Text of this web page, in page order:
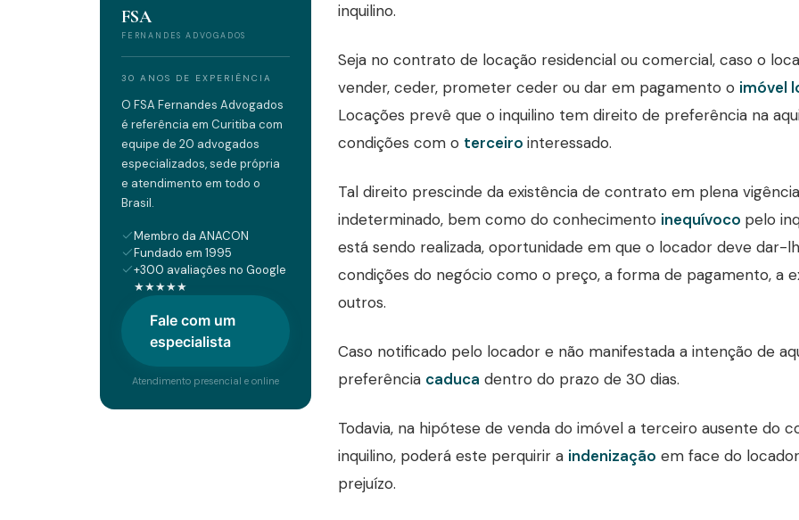
FSA
FERNANDES ADVOGADOS
30 ANOS DE EXPERIÊNCIA
O FSA Fernandes Advogados
é referência em Curitiba com
equipe de 20 advogados
especializados, sede própria
e atendimento em todo o
Brasil.
Membro da ANACON
Fundado em 1995
+300 avaliações no Google
★★★★★
Fale com um
especialista
Atendimento presencial e online
inquilino.
Seja no contrato de locação residencial ou comercial, caso o
vender, ceder, prometer ceder ou dar em pagamento o imóvel
Locações prevê que o inquilino tem direito de preferência na
condições com o terceiro interessado.
Tal direito prescinde da existência de contrato em plena
indeterminado, bem como do conhecimento inequívoco pelo
está sendo realizada, oportunidade em que o locador deve dar-
condições do negócio como o preço, a forma de pagamento, a
outros.
Caso notificado pelo locador e não manifestada a intenção de
preferência caduca dentro do prazo de 30 dias.
Todavia, na hipótese de venda do imóvel a terceiro ausente do
inquilino, poderá este perquirir a indenização em face do
prejuízo.